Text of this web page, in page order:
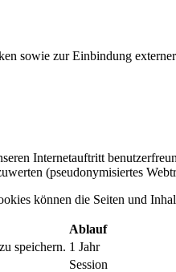
sowie zur Einbindung
Internetauftritt
(pseudonymisiertes
können die Seiten und
Ablauf
speichern. 1 Jahr
Session